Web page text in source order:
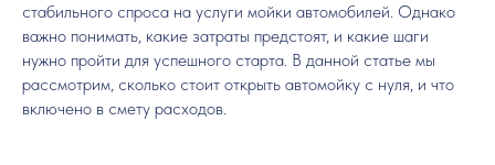
стабильного спроса на услуги мойки автомобилей. Однако
важно понимать, какие затраты предстоят, и какие шаги
нужно пройти для успешного старта. В данной статье мы
рассмотрим, сколько стоит открыть автомойку с нуля, и что
включено в смету расходов.